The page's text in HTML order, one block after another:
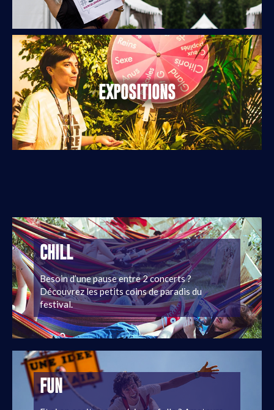
EXPOSITIONS
CHILL
Besoin d’une pause entre 2 concerts ?
Découvrez les petits coins de paradis du
festival.
FUN